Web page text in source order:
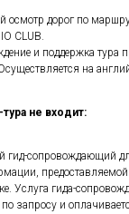
осмотр дорог по
CLUB.
и поддержка тура
на
не входит:
гид-сопровождающий
Услуга гида-
по запросу и